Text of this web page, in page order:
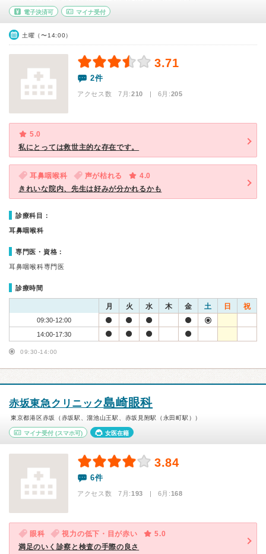
電子決済可 マイナ受付
土曜（〜14:00）
3.71
2件
アクセス数 7月:210 | 6月:205
5.0
私にとっては救世主的な存在です。
耳鼻咽喉科 声が枯れる
4.0
きれいな院内、先生は好みが分かれるかも
診療科目：
耳鼻咽喉科
専門医・資格：
耳鼻咽喉科専門医
診療時間
月 火 水 木 金 土 日 祝
09:30-12:00
14:00-17:30
09:30-14:00
赤坂東急クリニック島崎眼科
東京都港区赤坂（赤坂駅、溜池山王駅、赤坂見附駅（永田町駅））
マイナ受付 (スマホ可) 女医在籍
3.84
6件
アクセス数 7月:193 | 6月:168
眼科 視力の低下・目が赤い
5.0
満足のいく診察と検査の手際の良さ